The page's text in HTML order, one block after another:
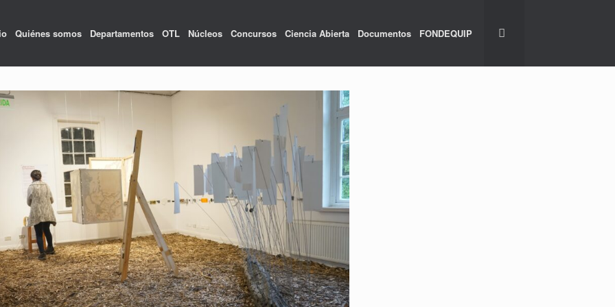
Quiénes somos Departamentos OTL Núcleos Concursos Ciencia Abierta Documentos FONDEQUIP